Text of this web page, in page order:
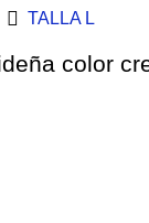
TALLA L
color